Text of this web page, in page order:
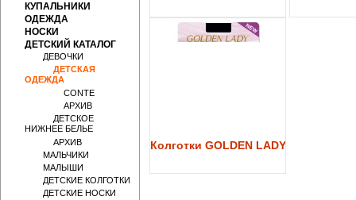
КУПАЛЬНИКИ
ОДЕЖДА
НОСКИ
ДЕТСКИЙ КАТАЛОГ
ДЕВОЧКИ
ДЕТСКАЯ
ОДЕЖДА
CONTE
АРХИВ
ДЕТСКОЕ
НИЖНЕЕ БЕЛЬЕ
АРХИВ
МАЛЬЧИКИ
МАЛЫШИ
ДЕТСКИЕ КОЛГОТКИ
ДЕТСКИЕ НОСКИ
Колготки GOLDEN LADY My Secret